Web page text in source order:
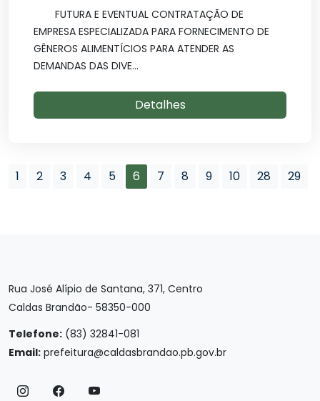
FUTURA E EVENTUAL CONTRATAÇÃO DE
EMPRESA ESPECIALIZADA PARA FORNECIMENTO DE
GÊNEROS ALIMENTÍCIOS PARA ATENDER AS
DEMANDAS DAS DIVE...
Detalhes
1 2 3 4 5 6 7 8 9 10 28 29
Rua José Alípio de Santana, 371, Centro
Caldas Brandão- 58350-000
Telefone: (83) 32841-081
Email: prefeitura@caldasbrandao.pb.gov.br